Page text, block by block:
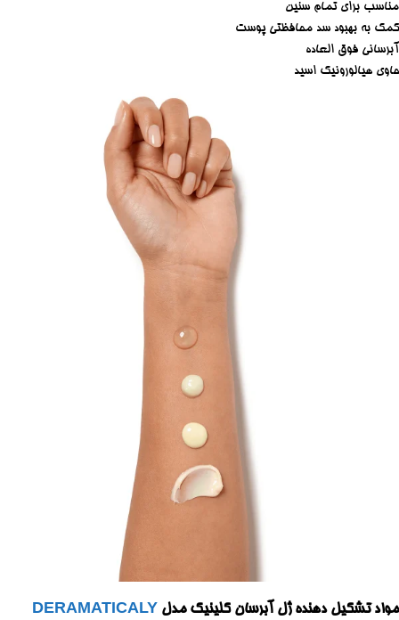
مناسب برای تمام سنین
کمک به بهبود سد محافظتی پوست
آبرسانی فوق العاده
حاوی هیالورونیک اسید
مواد تشکیل دهنده ژل آبرسان کلینیک مدل DERAMATICALY